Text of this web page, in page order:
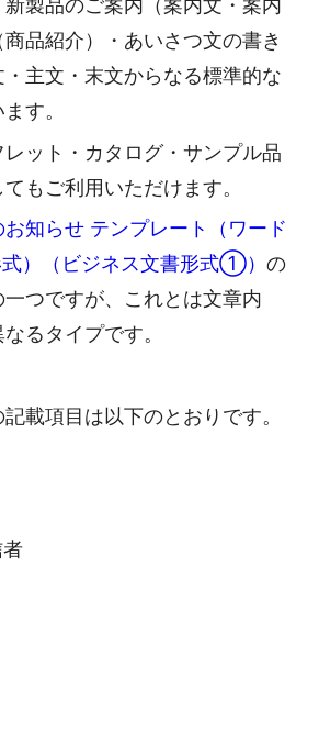
製品のご案内（案内文・案内
品紹介）・あいさつ文の書き
主文・末文からなる標準的な
す。
ット・カタログ・サンプル品
もご利用いただけます。
知らせ テンプレート（ワード
）（ビジネス文書形式①） の
つですが、これとは文章内
るタイプです。
載項目は以下のとおりです。